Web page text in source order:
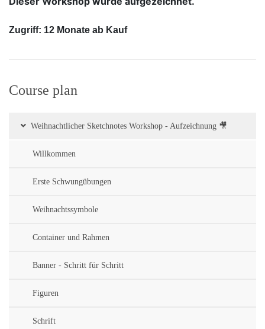
Zugriff: 12 Monate ab Kauf
Course plan
Weihnachtlicher Sketchnotes Workshop - Aufzeichnung 🎥
Willkommen
Erste Schwungübungen
Weihnachtssymbole
Container und Rahmen
Banner - Schritt für Schritt
Figuren
Schrift